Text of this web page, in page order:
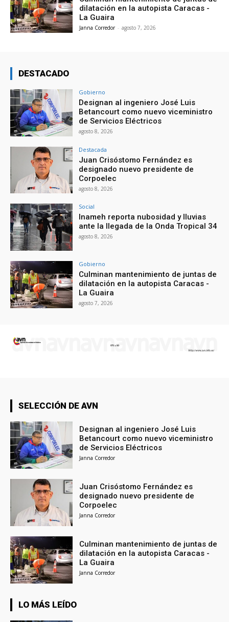
dilatación en la autopista Caracas -
La Guaira
Janna Corredor - agosto 7, 2026
DESTACADO
Gobierno
Designan al ingeniero José Luis
Betancourt como nuevo viceministro
de Servicios Eléctricos
agosto 8, 2026
Destacada
Juan Crisóstomo Fernández es
designado nuevo presidente de
Corpoelec
agosto 8, 2026
Social
Inameh reporta nubosidad y lluvias
ante la llegada de la Onda Tropical 34
agosto 8, 2026
Gobierno
Culminan mantenimiento de juntas de
dilatación en la autopista Caracas -
La Guaira
agosto 7, 2026
SELECCIÓN DE AVN
Designan al ingeniero José Luis
Betancourt como nuevo viceministro
de Servicios Eléctricos
Janna Corredor
Juan Crisóstomo Fernández es
designado nuevo presidente de
Corpoelec
Janna Corredor
Culminan mantenimiento de juntas de
dilatación en la autopista Caracas -
La Guaira
Janna Corredor
LO MÁS LEÍDO